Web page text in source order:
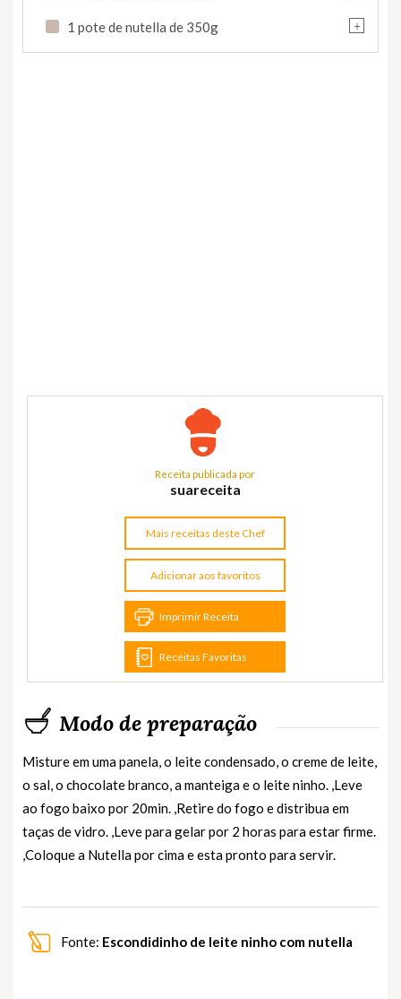
+
1 pote de nutella de 350g
Receita publicada por
suareceita
Mais receitas deste Chef
Adicionar aos favoritos
Imprimir Receita
Receitas Favoritas
Modo de preparação
Misture em uma panela, o leite condensado, o creme de leite,
o sal, o chocolate branco, a manteiga e o leite ninho. ,Leve
ao fogo baixo por 20min. ,Retire do fogo e distribua em
taças de vidro. ,Leve para gelar por 2 horas para estar firme.
,Coloque a Nutella por cima e esta pronto para servir.
Fonte: Escondidinho de leite ninho com nutella